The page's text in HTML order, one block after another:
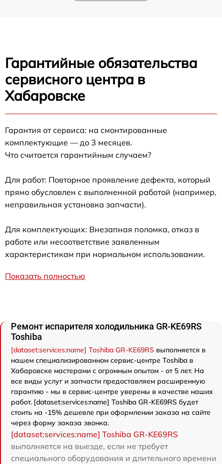
Гарантийные обязательства
сервисного центра в
Хабаровске
Гарантия от сервиса: на смонтированные
комплектующие — до 3 месяцев.
Что считается гарантийным случаем?
Для работ: Повторное проявление дефекта, который
прямо обусловлен с выполненной работой (например,
неправильная установка запчасти).
Для комплектующих: Внезапная поломка, отказ в
работе или несоответствие заявленным
характеристикам при нормальном использовании.
Показать полностью
Ремонт испарителя холодильника GR-KE69RS
Toshiba
[dataset:services:name] Toshiba GR-KE69RS выполняется в
нашем специализированном сервис-центре Toshiba в
Хабаровске мастерами с огромным опытом - от 5 лет. На
все виды услуг и запчасти предоставляем расширенную
гарантию - мы в сервис-центре уверены в качестве наших
работ. [dataset:services:name] Toshiba GR-KE69RS будет
стоить на -15% дешевле при оформлении заказа на сайте
через форму заказа звонка.
[dataset:services:name] Toshiba GR-KE69RS
выполняется на выезде, если не требует
специального оборудования и длительного времени